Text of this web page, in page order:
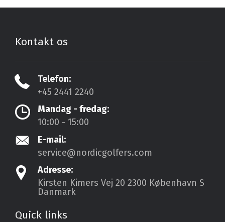
Kontakt os
Telefon:
+45 2441 2240
Mandag - fredag:
10:00 - 15:00
E-mail:
service@nordicgolfers.com
Adresse:
Kirsten Kimers Vej 20 2300 København S
Danmark
Quick links